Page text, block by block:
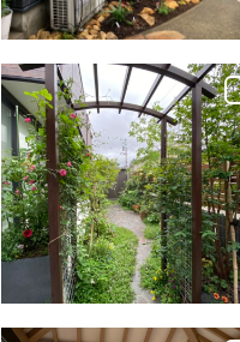
Garden Works
バラのパーゴラ。フ
ェンス一面にバラ
咲くガーデニング
を楽しむ庭